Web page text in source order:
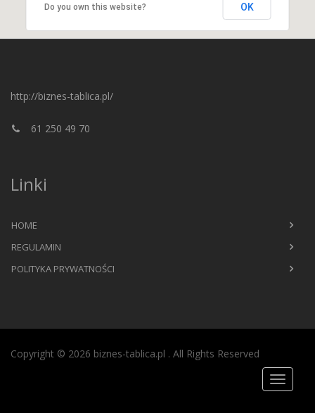
Do you own this website? OK
http://biznes-tablica.pl/
61 250 49 70
Linki
HOME
REGULAMIN
POLITYKA PRYWATNOŚCI
Copyright © 2026 biznes-tablica.pl . All Rights Reserved
Toggle